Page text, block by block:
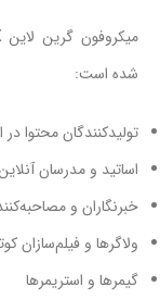
شده است:
تولیدکنندگان محتوا
اساتید و مدرسان
خبرنگاران و
ولاگرها و فیلم‌سازان
گیمرها و استریمرها